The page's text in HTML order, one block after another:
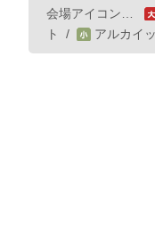
会場アイコン…
ト
/ アルカイ